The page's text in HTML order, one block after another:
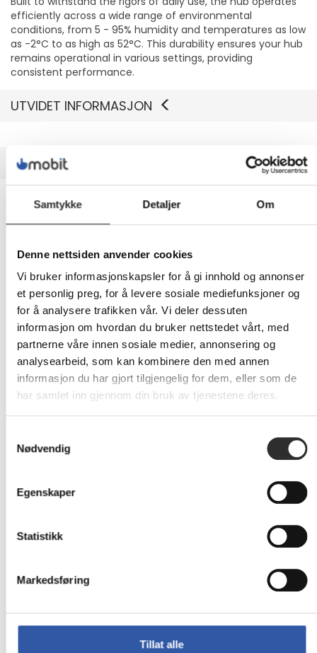
Samtykke Detaljer Om
Denne nettsiden anvender cookies
Vi bruker informasjonskapsler for å gi innhold og annonser
et personlig preg, for å levere sosiale mediefunksjoner og
for å analysere trafikken vår. Vi deler dessuten
informasjon om hvordan du bruker nettstedet vårt, med
partnerne våre innen sosiale medier, annonsering og
analysearbeid, som kan kombinere den med annen
informasjon du har gjort tilgjengelig for dem, eller som de
har samlet inn gjennom din bruk av tjenestene deres.
Nødvendig
Egenskaper
Statistikk
Markedsføring
Tillat alle
efficiently across a wide range of environmental
conditions, from 5 - 95% humidity and temperatures as low
as -2°C to as high as 52°C. This durability ensures your hub
remains operational in various settings, providing
consistent performance.
UTVIDET INFORMASJON
TEKNISK INFO
Egenskaper
Produsentvarenummer
ST7300USB3B
Generelt
Enhetstype
Hub - 7 porter
Utførelse Stasjonær
Undertype USB
Tilpassede standarder
Grensesnitt
Strømenhet
Ekstern strømadapter